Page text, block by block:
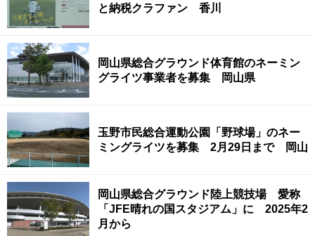
と納税クラファン 香川
岡山県総合グラウンド体育館のネーミン
グライツ事業者を募集 岡山県
玉野市民総合運動公園「野球場」のネー
ミングライツを募集 2月29日まで 岡山
岡山県総合グラウンド陸上競技場 愛称
「JFE晴れの国スタジアム」に 2025年2
月から